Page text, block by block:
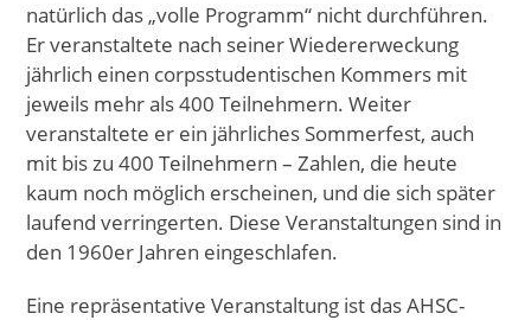
natürlich das „volle Programm“ nicht durchführen.
Er veranstaltete nach seiner Wiedererweckung
jährlich einen corpsstudentischen Kommers mit
jeweils mehr als 400 Teilnehmern. Weiter
veranstaltete er ein jährliches Sommerfest, auch
mit bis zu 400 Teilnehmern – Zahlen, die heute
kaum noch möglich erscheinen, und die sich später
laufend verringerten. Diese Veranstaltungen sind in
den 1960er Jahren eingeschlafen.
Eine repräsentative Veranstaltung ist das AHSC-